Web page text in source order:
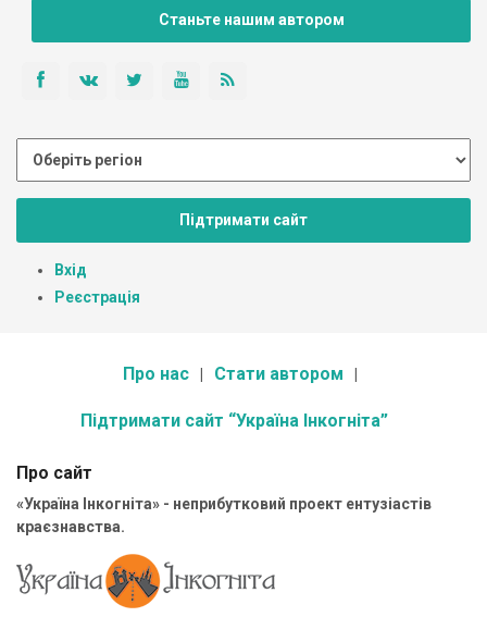
Станьте нашим автором
Підтримати сайт
Вхід
Реєстрація
Про нас Стати автором
Підтримати сайт “Україна Інкогніта”
Про сайт
«Україна Інкогніта» - неприбутковий проект ентузіастів
краєзнавства.